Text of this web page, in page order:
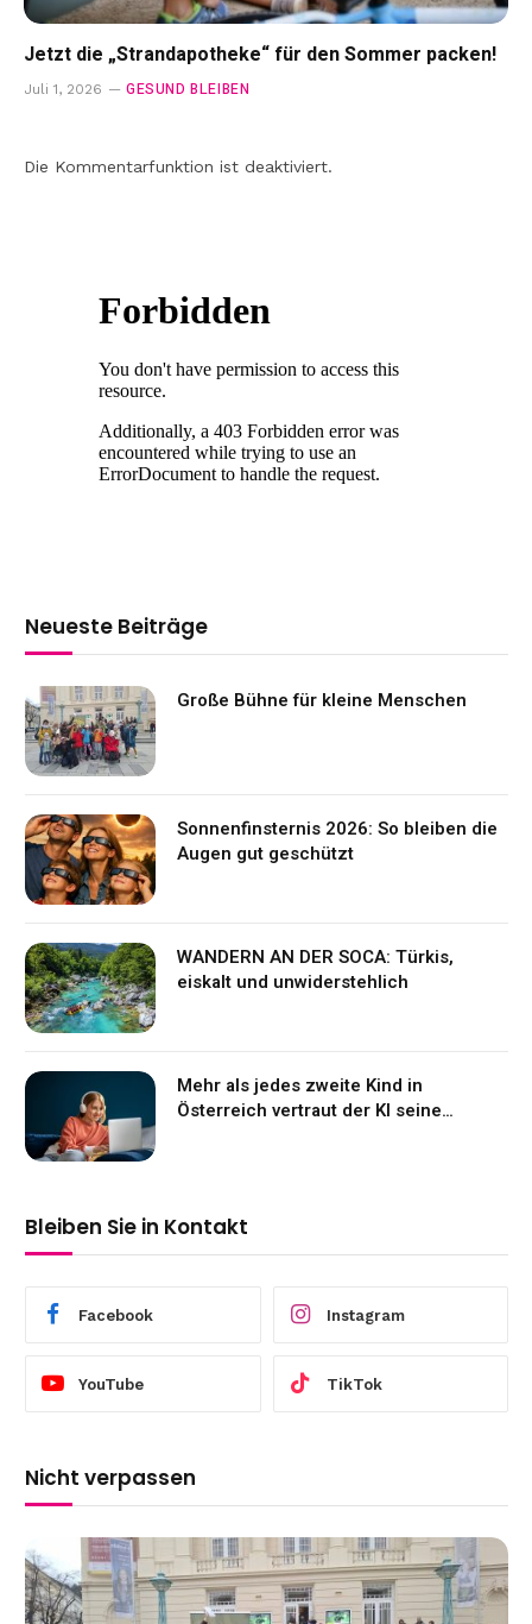
Jetzt die „Strandapotheke“ für den Sommer packen!
Juli 1, 2026 GESUND BLEIBEN
Die Kommentarfunktion ist deaktiviert.
Neueste Beiträge
Große Bühne für kleine Menschen
Sonnenfinsternis 2026: So bleiben die
Augen gut geschützt
WANDERN AN DER SOCA: Türkis,
eiskalt und unwiderstehlich
Mehr als jedes zweite Kind in
Österreich vertraut der KI seine
Bleiben Sie in Kontakt
Facebook Instagram
YouTube TikTok
Nicht verpassen